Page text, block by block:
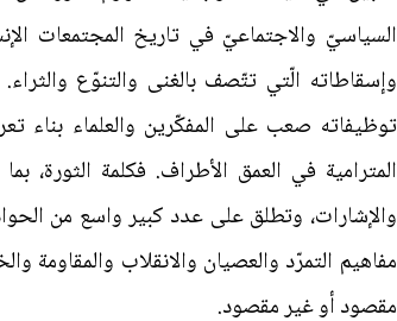
السياسيّ والاجتماعيّ في تاريخ المجتمعات
وإسقاطاته الّتي تتّصف بالغنى والتنوّع
توظيفاته صعب على المفكّرين والعلماء بناء
المترامية في العمق الأطراف. فكلمة
والإشارات، وتطلق على عدد كبير واسع من
مفاهيم التمرّد والعصيان والانقلاب
مقصود أو غير مقصود.